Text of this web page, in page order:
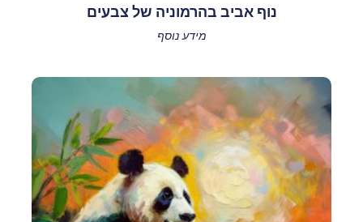
נוף אביב בהרמוניה של צבעים
מידע נוסף